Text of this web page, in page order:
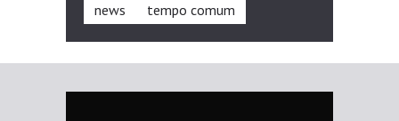
news
tempo comum